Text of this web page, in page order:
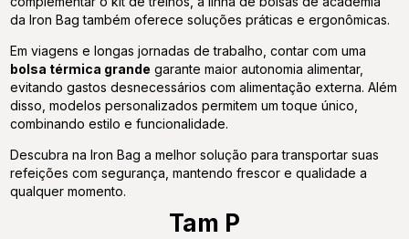
da Iron Bag também oferece soluções práticas e ergonômicas.
Em viagens e longas jornadas de trabalho, contar com uma
bolsa térmica grande garante maior autonomia alimentar,
evitando gastos desnecessários com alimentação externa. Além
disso, modelos personalizados permitem um toque único,
combinando estilo e funcionalidade.
Descubra naIron Bag a melhor solução para transportar suas
refeições com segurança, mantendo frescor e qualidade a
qualquer momento.
Tam P